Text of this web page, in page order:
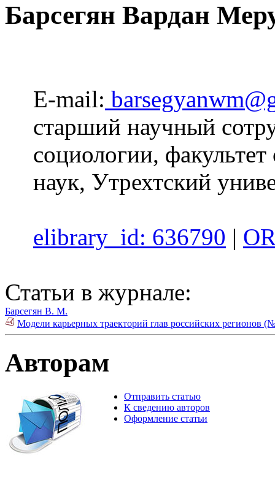
Барсегян Вардан
E-mail:
старший научный
социологии,
наук, Утрехтский
elibrary_id: 636790 |
Статьи в журнале:
Барсегян В. М.
Модели карьерных траекторий глав российских регионов
Авторам
Отправить статью
К сведению авторов
Оформление статьи